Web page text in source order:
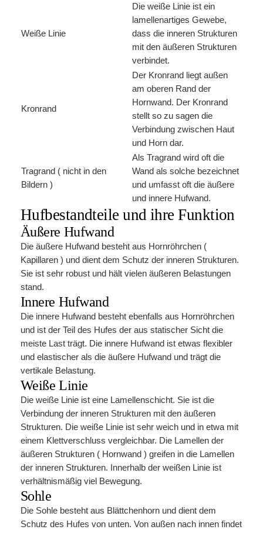
Weiße Linie
Die weiße Linie ist ein
lamellenartiges Gewebe,
dass die inneren Strukturen
mit den äußeren Strukturen
verbindet.
Kronrand
Der Kronrand liegt außen
am oberen Rand der
Hornwand. Der Kronrand
stellt so zu sagen die
Verbindung zwischen Haut
und Horn dar.
Tragrand ( nicht in den
Bildern )
Als Tragrand wird oft die
Wand als solche bezeichnet
und umfasst oft die äußere
und innere Hufwand.
Hufbestandteile und ihre Funktion
Äußere Hufwand
Die äußere Hufwand besteht aus Hornröhrchen (
Kapillaren ) und dient dem Schutz der inneren Strukturen.
Sie ist sehr robust und hält vielen äußeren Belastungen
stand.
Innere Hufwand
Die innere Hufwand besteht ebenfalls aus Hornröhrchen
und ist der Teil des Hufes der aus statischer Sicht die
meiste Last trägt. Die innere Hufwand ist etwas flexibler
und elastischer als die äußere Hufwand und trägt die
vertikale Belastung.
Weiße Linie
Die weiße Linie ist eine Lamellenschicht. Sie ist die
Verbindung der inneren Strukturen mit den äußeren
Strukturen. Die weiße Linie ist sehr weich und in etwa mit
einem Klettverschluss vergleichbar. Die Lamellen der
äußeren Strukturen ( Hornwand ) greifen in die Lamellen
der inneren Strukturen. Innerhalb der weißen Linie ist
verhältnismäßig viel Bewegung.
Sohle
Die Sohle besteht aus Blättchenhorn und dient dem
Schutz des Hufes von unten. Von außen nach innen findet